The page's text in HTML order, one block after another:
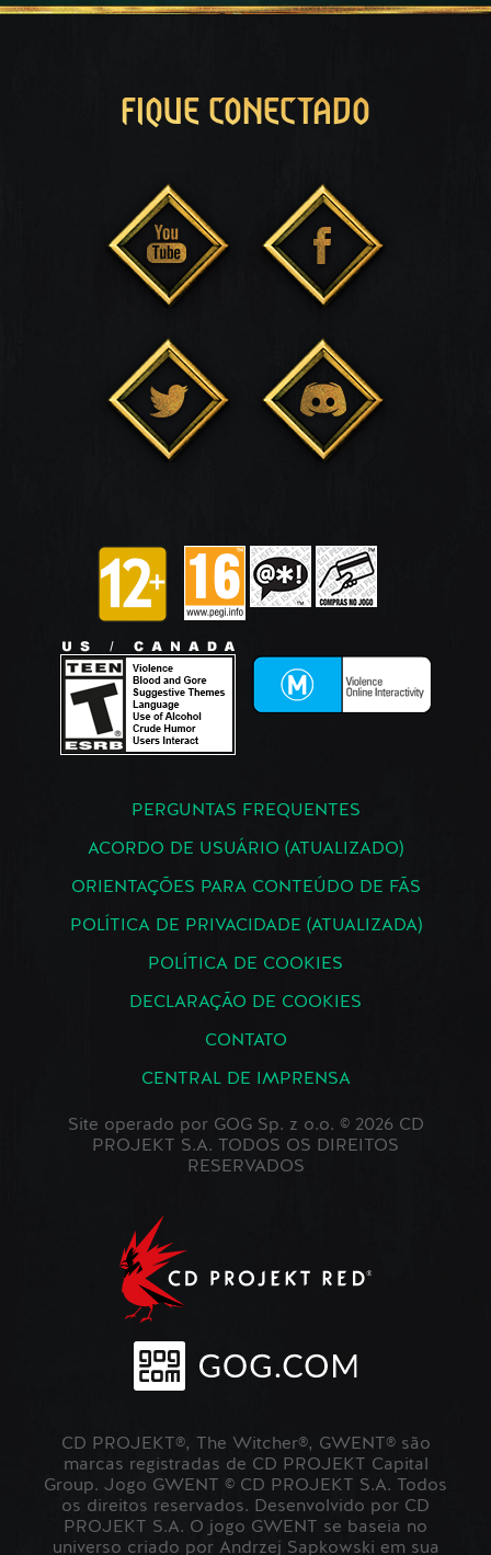
FIQUE CONECTADO
PERGUNTAS FREQUENTES
ACORDO DE USUÁRIO (ATUALIZADO)
ORIENTAÇÕES PARA CONTEÚDO DE FÃS
POLÍTICA DE PRIVACIDADE (ATUALIZADA)
POLÍTICA DE COOKIES
DECLARAÇÃO DE COOKIES
CONTATO
CENTRAL DE IMPRENSA
Site operado por GOG Sp. z o.o. © 2026 CD
PROJEKT S.A. TODOS OS DIREITOS
RESERVADOS
CD PROJEKT®, The Witcher®, GWENT® são
marcas registradas de CD PROJEKT Capital
Group. Jogo GWENT © CD PROJEKT S.A. Todos
os direitos reservados. Desenvolvido por CD
PROJEKT S.A. O jogo GWENT se baseia no
universo criado por Andrzej Sapkowski em sua